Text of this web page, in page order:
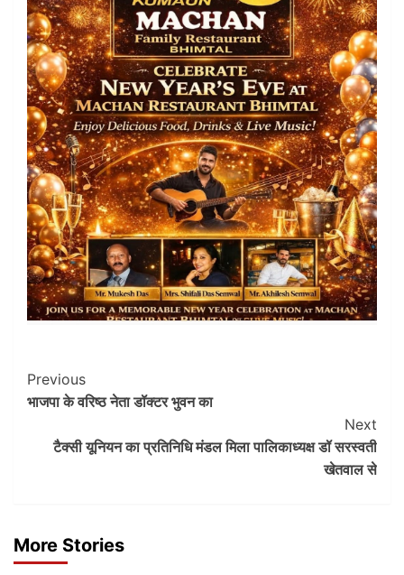
Post
Navigation
Previous
भाजपा के वरिष्ठ नेता डॉक्टर भुवन का
Next
टैक्सी यूनियन का प्रतिनिधि मंडल मिला पालिकाध्यक्ष डॉ सरस्वती
खेतवाल से
More Stories